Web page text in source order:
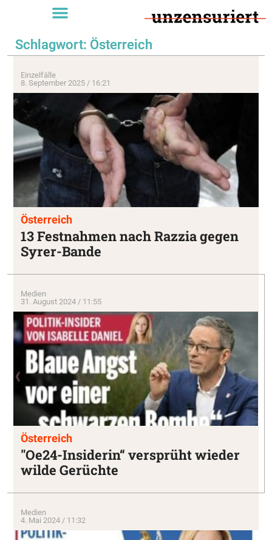
Schlagwort: Österreich
Einzelfälle
8. September 2025 / 16:21
Österreich
13 Festnahmen nach Razzia gegen
Syrer-Bande
Medien
31. August 2024 / 11:55
Österreich
"Oe24-Insiderin“ versprüht wieder
wilde Gerüchte
Medien
4. Mai 2024 / 11:32